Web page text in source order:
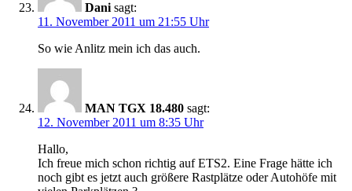
Dani sagt:
11. November 2011 um 21:55 Uhr
So wie Anlitz mein ich das auch.
MAN TGX 18.480 sagt:
12. November 2011 um 8:35 Uhr
Hallo,
Ich freue mich schon richtig auf ETS2. Eine Frage hätte ich
noch gibt es jetzt auch größere Rastplätze oder Autohöfe mit